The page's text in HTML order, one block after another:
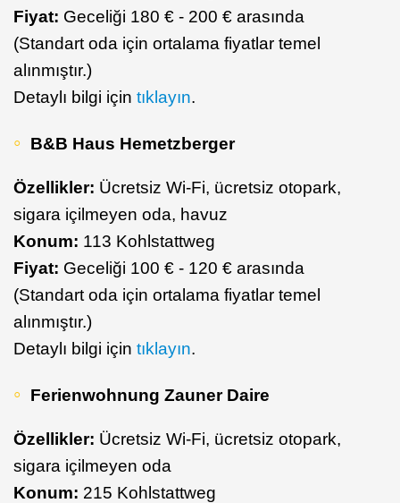
Fiyat: Geceliği 180 € - 200 € arasında
(Standart oda için ortalama fiyatlar temel
alınmıştır.)
Detaylı bilgi için tıklayın.
B&B Haus Hemetzberger
Özellikler: Ücretsiz Wi-Fi, ücretsiz otopark,
sigara içilmeyen oda, havuz
Konum: 113 Kohlstattweg
Fiyat: Geceliği 100 € - 120 € arasında
(Standart oda için ortalama fiyatlar temel
alınmıştır.)
Detaylı bilgi için tıklayın.
Ferienwohnung Zauner Daire
Özellikler: Ücretsiz Wi-Fi, ücretsiz otopark,
sigara içilmeyen oda
Konum: 215 Kohlstattweg